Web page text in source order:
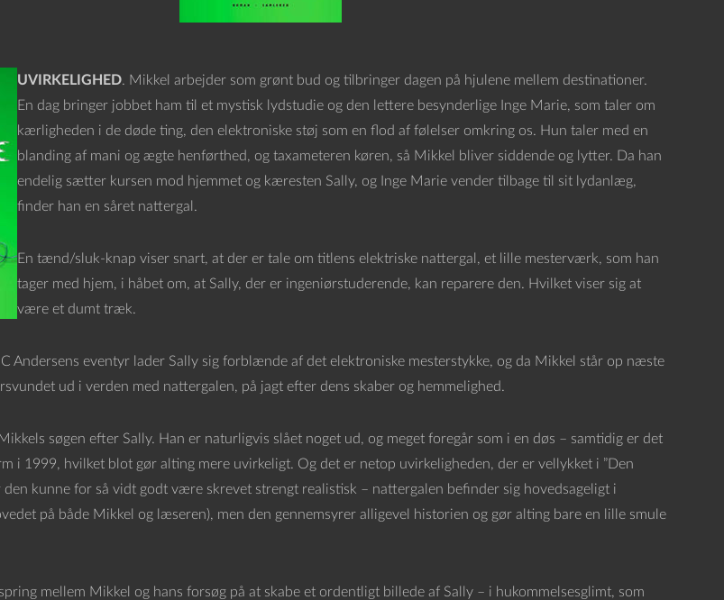
UVIRKELIGHED. Mikkel arbejder som grønt bud og tilbringer dagen på hjulene mellem destinationer.
En dag bringer jobbet ham til et mystisk lydstudie og den lettere besynderlige Inge Marie, som taler om
kærligheden i de døde ting, den elektroniske støj som en flod af følelser omkring os. Hun taler med en
blanding af mani og ægte henførthed, og taxameteren køren, så Mikkel bliver siddende og lytter. Da han
endelig sætter kursen mod hjemmet og kæresten Sally, og Inge Marie vender tilbage til sit lydanlæg,
finder han en såret nattergal.
En tænd/sluk-knap viser snart, at der er tale om titlens elektriske nattergal, et lille mesterværk, som han
tager med hjem, i håbet om, at Sally, der er ingeniørstuderende, kan reparere den. Hvilket viser sig at
være et dumt træk.
Andersens eventyr lader Sally sig forblænde af det elektroniske mesterstykke, og da Mikkel står op næste
ud i verden med nattergalen, på jagt efter dens skaber og hemmelighed.
søgen efter Sally. Han er naturligvis slået noget ud, og meget foregår som i en døs – samtidig er det
i 1999, hvilket blot gør alting mere uvirkeligt. Og det er netop uvirkeligheden, der er vellykket i ”Den
den kunne for så vidt godt være skrevet strengt realistisk – nattergalen befinder sig hovedsageligt i
på både Mikkel og læseren), men den gennemsyrer alligevel historien og gør alting bare en lille smule
mellem Mikkel og hans forsøg på at skabe et ordentligt billede af Sally – i hukommelsesglimt, som